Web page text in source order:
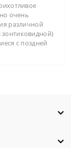
очень
различной
с поздней